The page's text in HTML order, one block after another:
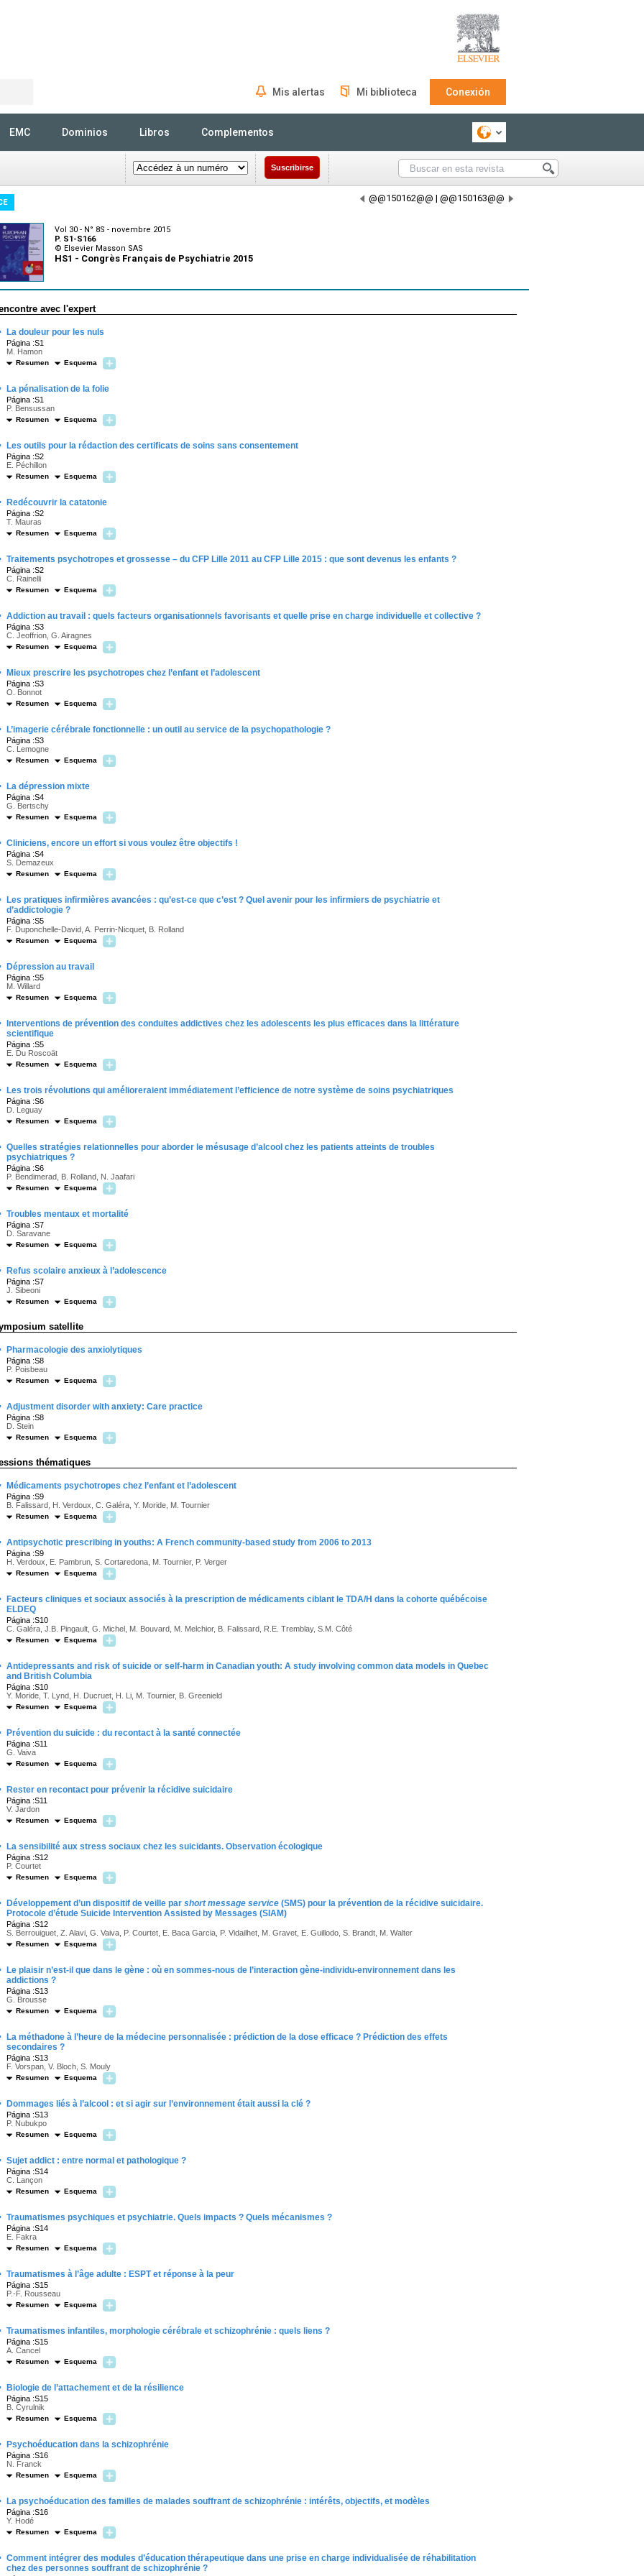
Mis alertas Mi biblioteca Conexión
EMC Dominios Libros Complementos
Suscribirse
@@150162@@ | @@150163@@
Vol 30 - N° 8S - novembre 2015
P. S1-S166
© Elsevier Masson SAS
HS1 - Congrès Français de Psychiatrie 2015
avec l'expert
La douleur pour les nuls
Página :S1
M. Hamon
Resumen Esquema
La pénalisation de la folie
Página :S1
P. Bensussan
Resumen Esquema
Les outils pour la rédaction des certificats de soins sans consentement
Página :S2
E. Péchillon
Resumen Esquema
Redécouvrir la catatonie
Página :S2
T. Mauras
Resumen Esquema
Traitements psychotropes et grossesse – du CFP Lille 2011 au CFP Lille 2015 : que sont devenus les enfants ?
Página :S2
C. Rainelli
Resumen Esquema
Addiction au travail : quels facteurs organisationnels favorisants et quelle prise en charge individuelle et collective ?
Página :S3
C. Jeoffrion, G. Airagnes
Resumen Esquema
Mieux prescrire les psychotropes chez l’enfant et l’adolescent
Página :S3
O. Bonnot
Resumen Esquema
L’imagerie cérébrale fonctionnelle : un outil au service de la psychopathologie ?
Página :S3
C. Lemogne
Resumen Esquema
La dépression mixte
Página :S4
G. Bertschy
Resumen Esquema
Cliniciens, encore un effort si vous voulez être objectifs !
Página :S4
S. Demazeux
Resumen Esquema
Les pratiques infirmières avancées : qu’est-ce que c’est ? Quel avenir pour les infirmiers de psychiatrie et
d’addictologie ?
Página :S5
F. Duponchelle-David, A. Perrin-Nicquet, B. Rolland
Resumen Esquema
Dépression au travail
Página :S5
M. Willard
Resumen Esquema
Interventions de prévention des conduites addictives chez les adolescents les plus efficaces dans la littérature
scientifique
Página :S5
E. Du Roscoät
Resumen Esquema
Les trois révolutions qui amélioreraient immédiatement l’efficience de notre système de soins psychiatriques
Página :S6
D. Leguay
Resumen Esquema
Quelles stratégies relationnelles pour aborder le mésusage d’alcool chez les patients atteints de troubles
psychiatriques ?
Página :S6
P. Bendimerad, B. Rolland, N. Jaafari
Resumen Esquema
Troubles mentaux et mortalité
Página :S7
D. Saravane
Resumen Esquema
Refus scolaire anxieux à l’adolescence
Página :S7
J. Sibeoni
Resumen Esquema
satellite
Pharmacologie des anxiolytiques
Página :S8
P. Poisbeau
Resumen Esquema
Adjustment disorder with anxiety: Care practice
Página :S8
D. Stein
Resumen Esquema
thématiques
Médicaments psychotropes chez l’enfant et l’adolescent
Página :S9
B. Falissard, H. Verdoux, C. Galéra, Y. Moride, M. Tournier
Resumen Esquema
Antipsychotic prescribing in youths: A French community-based study from 2006 to 2013
Página :S9
H. Verdoux, E. Pambrun, S. Cortaredona, M. Tournier, P. Verger
Resumen Esquema
Facteurs cliniques et sociaux associés à la prescription de médicaments ciblant le TDA/H dans la cohorte québécoise
ELDEQ
Página :S10
C. Galéra, J.B. Pingault, G. Michel, M. Bouvard, M. Melchior, B. Falissard, R.E. Tremblay, S.M. Côté
Resumen Esquema
Antidepressants and risk of suicide or self-harm in Canadian youth: A study involving common data models in Quebec
and British Columbia
Página :S10
Y. Moride, T. Lynd, H. Ducruet, H. Li, M. Tournier, B. Greenield
Resumen Esquema
Prévention du suicide : du recontact à la santé connectée
Página :S11
G. Vaiva
Resumen Esquema
Rester en recontact pour prévenir la récidive suicidaire
Página :S11
V. Jardon
Resumen Esquema
La sensibilité aux stress sociaux chez les suicidants. Observation écologique
Página :S12
P. Courtet
Resumen Esquema
Développement d’un dispositif de veille par short message service (SMS) pour la prévention de la récidive suicidaire.
Protocole d’étude Suicide Intervention Assisted by Messages (SIAM)
Página :S12
S. Berrouiguet, Z. Alavi, G. Vaiva, P. Courtet, E. Baca Garcia, P. Vidailhet, M. Gravet, E. Guillodo, S. Brandt, M. Walter
Resumen Esquema
Le plaisir n’est-il que dans le gène : où en sommes-nous de l’interaction gène-individu-environnement dans les
addictions ?
Página :S13
G. Brousse
Resumen Esquema
La méthadone à l’heure de la médecine personnalisée : prédiction de la dose efficace ? Prédiction des effets
secondaires ?
Página :S13
F. Vorspan, V. Bloch, S. Mouly
Resumen Esquema
Dommages liés à l’alcool : et si agir sur l’environnement était aussi la clé ?
Página :S13
P. Nubukpo
Resumen Esquema
Sujet addict : entre normal et pathologique ?
Página :S14
C. Lançon
Resumen Esquema
Traumatismes psychiques et psychiatrie. Quels impacts ? Quels mécanismes ?
Página :S14
E. Fakra
Resumen Esquema
Traumatismes à l’âge adulte : ESPT et réponse à la peur
Página :S15
P.-F. Rousseau
Resumen Esquema
Traumatismes infantiles, morphologie cérébrale et schizophrénie : quels liens ?
Página :S15
A. Cancel
Resumen Esquema
Biologie de l’attachement et de la résilience
Página :S15
B. Cyrulnik
Resumen Esquema
Psychoéducation dans la schizophrénie
Página :S16
N. Franck
Resumen Esquema
La psychoéducation des familles de malades souffrant de schizophrénie : intérêts, objectifs, et modèles
Página :S16
Y. Hodé
Resumen Esquema
Comment intégrer des modules d’éducation thérapeutique dans une prise en charge individualisée de réhabilitation
chez des personnes souffrant de schizophrénie ?